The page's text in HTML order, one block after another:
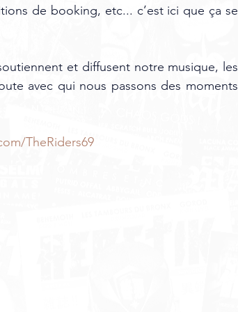
de booking, etc... c’est ici que ça se
et diffusent notre musique, les
avec qui nous passons des moments
TheRiders69